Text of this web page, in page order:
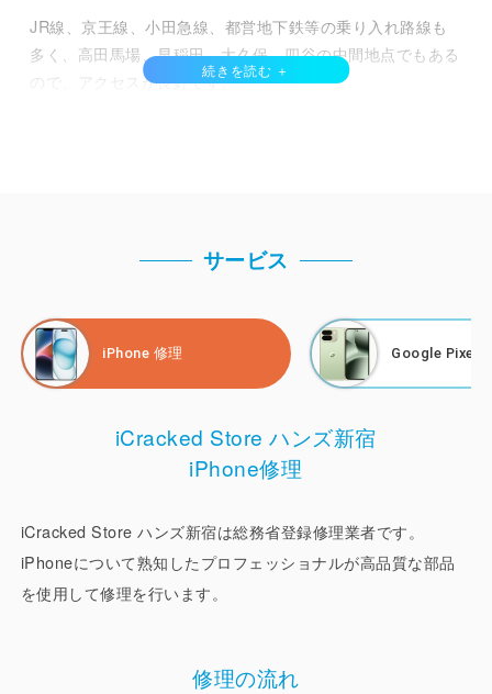
JR線、京王線、小田急線、都営地下鉄等の乗り入れ路線も
多く、高田馬場、早稲田、大久保、四谷の中間地点でもある
ので、アクセスが良好です。
最近は、スマートフォンの価格が高騰していることもあり、
るようにするためには、修理店選びが重要です。
iCracked Store ハンズ新宿 で、使用する部品はかなり品質
AQUOS」「 Motorola 」「 Xiaomi 」「 FCNT 」「 nubia
」「Samsung Galaxy 」に関しては、純正部品を使用して
また、「 iPhone 」についても、第三者修理で扱える互換部
品としては、純正部品にも劣らない、最高レベルの高品質な
サービス
iPhone 修理 Google Pixel
iCracked Store ハンズ新宿
iPhone修理
iCracked Store ハンズ新宿は総務省登録修理業者です。
iPhoneについて熟知したプロフェッショナルが高品質な部品
を使用して修理を行います。
修理の流れ